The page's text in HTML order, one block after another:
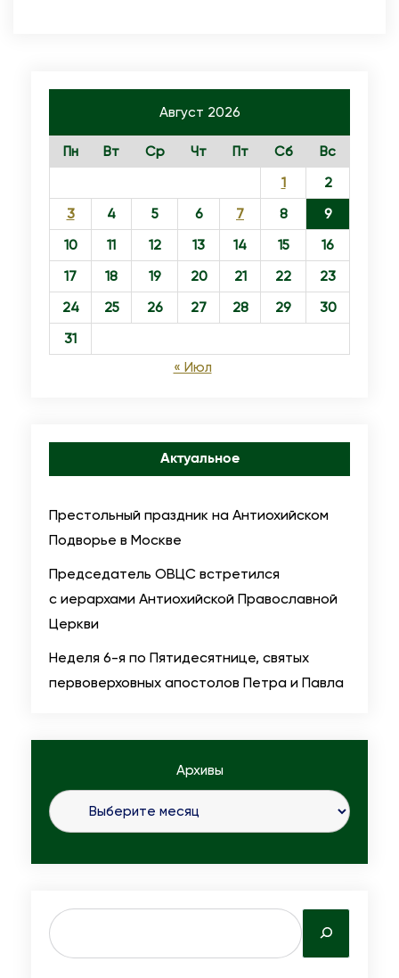
в
о
П
ч
Август 2026
Пн Вт Ср Чт Пт Сб
Вс
1
2
3
4 5 6 7 8
9
10
11 12 13 14 15
16
17
18 19 20 21 22
23
24
25 26 27 28 29
30
31
« Июл
Актуальное
Престольный праздник на Антиохийском
Подворье в Москве
Председатель ОВЦС встретился
с иерархами Антиохийской Православной
Церкви
Неделя 6-я по Пятидесятнице, святых
первоверховных апостолов Петра и Павла
Архивы
S
e